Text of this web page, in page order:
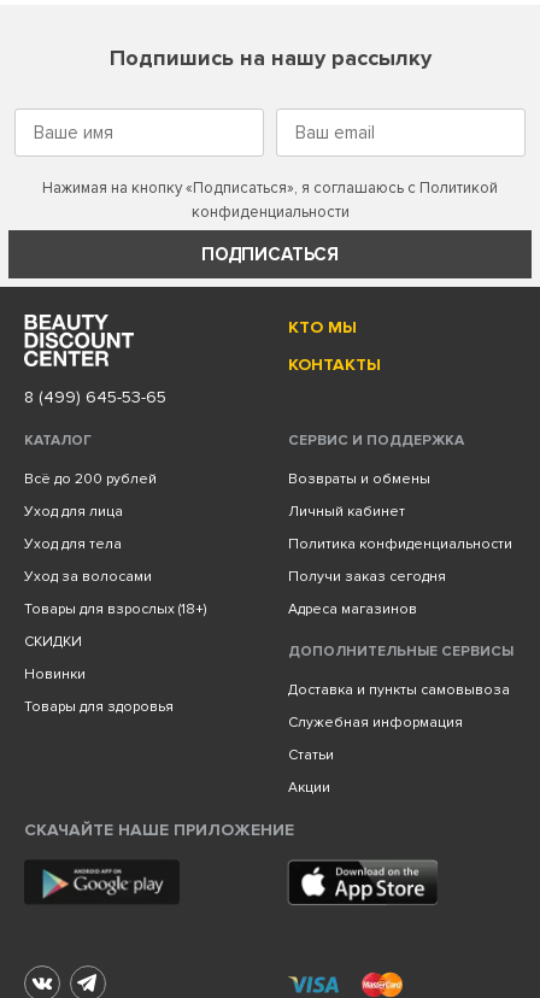
Подпишись на нашу рассылку
Нажимая на кнопку «Подписаться», я соглашаюсь с Политикой
конфиденциальности
ПОДПИСАТЬСЯ
КТО МЫ
КОНТАКТЫ
8 (499) 645-53-65
КАТАЛОГ
Всё до 200 рублей
Уход для лица
Уход для тела
Уход за волосами
Товары для взрослых (18+)
СКИДКИ
Новинки
Товары для здоровья
СЕРВИС И ПОДДЕРЖКА
Возвраты и обмены
Личный кабинет
Политика конфиденциальности
Получи заказ сегодня
Адреса магазинов
ДОПОЛНИТЕЛЬНЫЕ СЕРВИСЫ
Доставка и пункты самовывоза
Служебная информация
Статьи
Акции
СКАЧАЙТЕ НАШЕ ПРИЛОЖЕНИЕ